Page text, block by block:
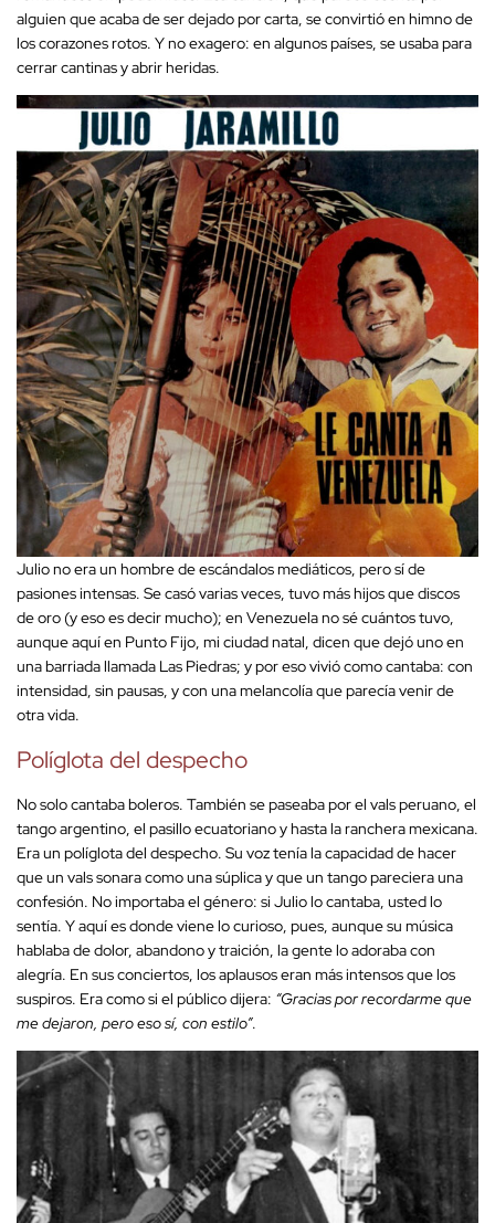
alguien que acaba de ser dejado por carta, se convirtió en himno de
los corazones rotos. Y no exagero: en algunos países, se usaba para
cerrar cantinas y abrir heridas.
Julio no era un hombre de escándalos mediáticos, pero sí de
pasiones intensas. Se casó varias veces, tuvo más hijos que discos
de oro (y eso es decir mucho); en Venezuela no sé cuántos tuvo,
aunque aquí en Punto Fijo, mi ciudad natal, dicen que dejó uno en
una barriada llamada Las Piedras; y por eso vivió como cantaba: con
intensidad, sin pausas, y con una melancolía que parecía venir de
otra vida.
Políglota del despecho
No solo cantaba boleros. También se paseaba por el vals peruano, el
tango argentino, el pasillo ecuatoriano y hasta la ranchera mexicana.
Era un políglota del despecho. Su voz tenía la capacidad de hacer
que un vals sonara como una súplica y que un tango pareciera una
confesión. No importaba el género: si Julio lo cantaba, usted lo
sentía. Y aquí es donde viene lo curioso, pues, aunque su música
hablaba de dolor, abandono y traición, la gente lo adoraba con
alegría. En sus conciertos, los aplausos eran más intensos que los
suspiros. Era como si el público dijera: “Gracias por recordarme que
me dejaron, pero eso sí, con estilo”.